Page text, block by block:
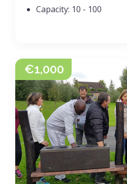
Capacity: 10 - 100
€1,000